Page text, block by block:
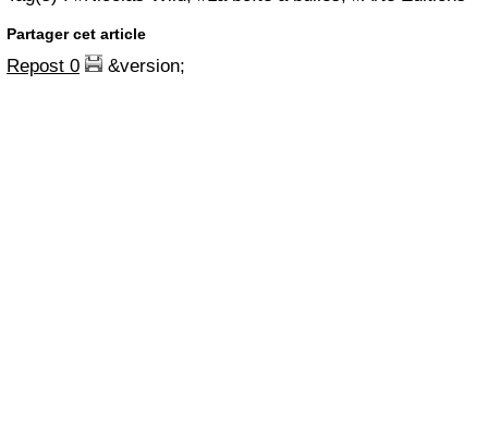
Partager cet article
Repost 0 &version;